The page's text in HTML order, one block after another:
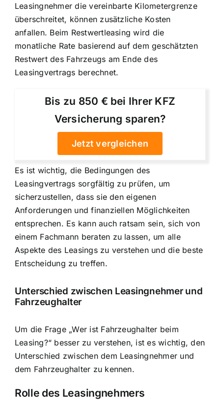
Leasingnehmer die vereinbarte Kilometergrenze
überschreitet, können zusätzliche Kosten
anfallen. Beim Restwertleasing wird die
monatliche Rate basierend auf dem geschätzten
Restwert des Fahrzeugs am Ende des
Leasingvertrags berechnet.
Bis zu 850 € bei Ihrer KFZ
Versicherung sparen?
Jetzt vergleichen
Es ist wichtig, die Bedingungen des
Leasingvertrags sorgfältig zu prüfen, um
sicherzustellen, dass sie den eigenen
Anforderungen und finanziellen Möglichkeiten
entsprechen. Es kann auch ratsam sein, sich von
einem Fachmann beraten zu lassen, um alle
Aspekte des Leasings zu verstehen und die beste
Entscheidung zu treffen.
Unterschied zwischen Leasingnehmer und
Fahrzeughalter
Um die Frage „Wer ist Fahrzeughalter beim
Leasing?“ besser zu verstehen, ist es wichtig, den
Unterschied zwischen dem Leasingnehmer und
dem Fahrzeughalter zu kennen.
Rolle des Leasingnehmers